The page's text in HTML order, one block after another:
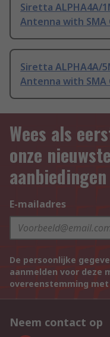
Siretta ALPHA4A/
Antenna with SMA
Siretta ALPHA4A/
Antenna with SMA
Wees als
onze
aanbiedingen
E-mailadres
De persoonlijke
aanmelden voor deze
overeenstemming met
Neem contact op